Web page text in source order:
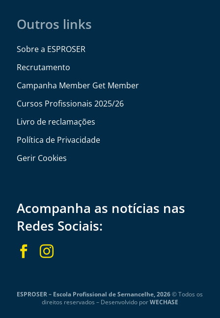
Outros links
Sobre a ESPROSER
Recrutamento
Campanha Member Get Member
Cursos Profissionais 2025/26
Livro de reclamações
Política de Privacidade
Gerir Cookies
Acompanha as notícias nas
Redes Sociais:
 
ESPROSER – Escola Profissional de Sernancelhe, 2026© Todos os
direitos reservados – Desenvolvido porWECHASE